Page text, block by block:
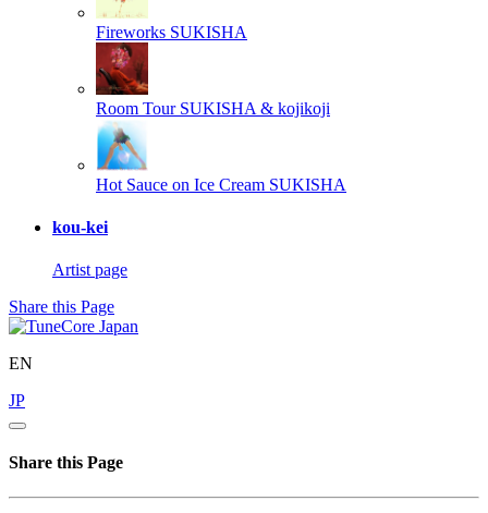
Fireworks SUKISHA
Room Tour SUKISHA & kojikoji
Hot Sauce on Ice Cream SUKISHA
kou-kei
Artist page
Share this Page
EN
JP
Share this Page